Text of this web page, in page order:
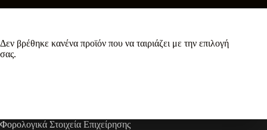
Δεν βρέθηκε κανένα προϊόν που να ταιριάζει με την επιλογή
σας.
Φορολογικά Στοιχεία Επιχείρησης